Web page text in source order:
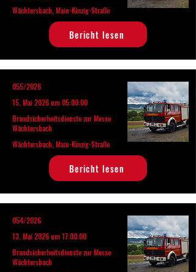
Wächtersbach, Main-Kinzig-Straße
Bericht lesen
055/2026
15. Mai 2026 um 05:00:00
Brandsicherheitsdienste zur Messe
Wächtersbach
Wächtersbach, Main-Kinzig-Straße
Bericht lesen
054/2026
13. Mai 2026 um 17:00:00
Brandsicherheitsdienste zur Messe
Wächtersbach